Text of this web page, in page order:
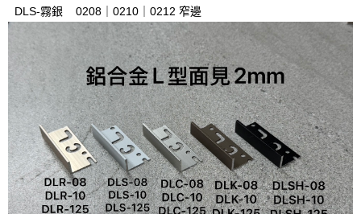
DLS-霧銀 0208｜0210｜0212 窄邊